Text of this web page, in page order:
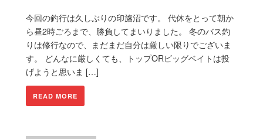
今回の釣行は久しぶりの印旛沼です。 代休をとって朝か
ら昼2時ごろまで、勝負してまいりました。 冬のバス釣
りは修行なので、まだまだ自分は厳しい限りでございま
す。 どんなに厳しくても、トップORビッグベイトは投
げようと思いま […]
READ MORE